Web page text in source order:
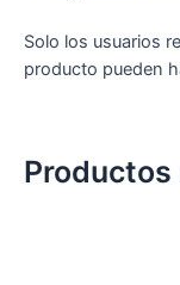
Solo los usuarios
producto pueden
Productos